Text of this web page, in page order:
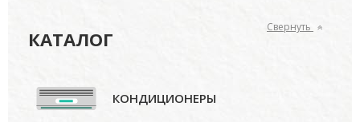
КАТАЛОГ
Свернуть
КОНДИЦИОНЕРЫ